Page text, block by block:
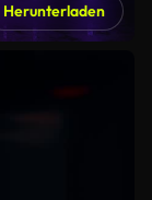
Herunterladen